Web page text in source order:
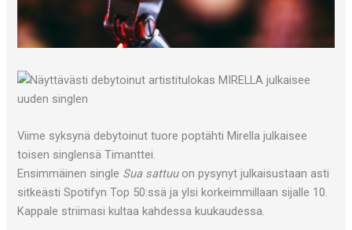
Viime syksynä debytoinut tuore poptähti Mirella julkaisee
toisen singlensä Timanttei.
Ensimmäinen single Sua sattuuon pysynyt julkaisustaan asti
sitkeästi Spotifyn Top 50:ssä ja ylsi korkeimmillaan sijalle 10.
Kappale striimasi kultaa kahdessa kuukaudessa.